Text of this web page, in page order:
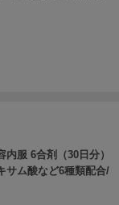
内服 6合剤（30日分）
サム酸など6種類配合/